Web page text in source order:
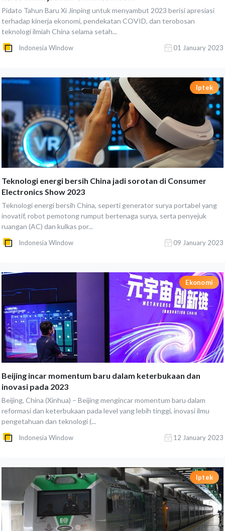
Pidato Tahun Baru Xi Jinping untuk menyambut 2023 berisi apresiasi
terhadap kinerja ekonomi, pendekatan COVID, dan terobosan
teknologi ilmiah China selama setah...
Indonesia Window 01 January 2023
Iptek
Teknologi energi bersih China jadi sorotan di Consumer
Electronics Show 2023
Teknologi energi bersih China, seperti generator surya portabel yang
inovatif, robot pemotong rumput bertenaga surya, serta penyejuk
ruangan (AC) dan kulkas por...
Indonesia Window 09 January 2023
Ekonomi
Beijing incar momentum baru dalam keterbukaan dan
inovasi pada 2023
Beijing, China (Xinhua) – Beijing mengincar momentum baru dalam
reformasi dan keterbukaan pada level yang lebih tinggi, inovasi ilmu
pengetahuan dan teknologi (...
Indonesia Window 12 January 2023
Iptek